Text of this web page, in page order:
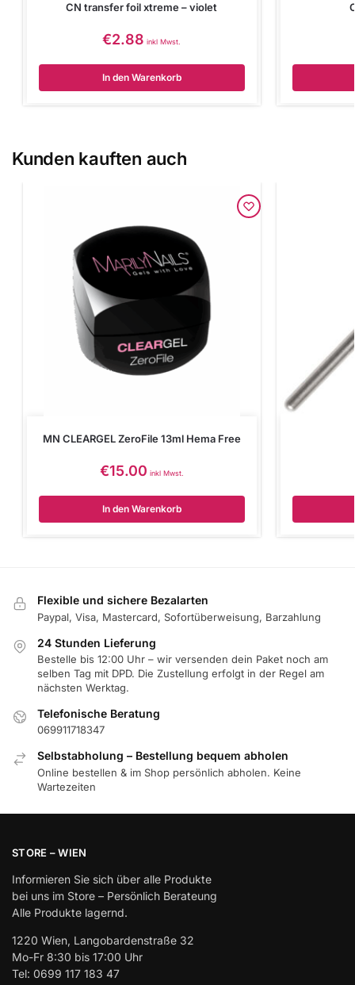
CN transfer foil xtreme – violet
€2.88 inkl Mwst.
In den Warenkorb
Kunden kauften auch
MN CLEARGEL ZeroFile 13ml Hema Free
€15.00 inkl Mwst.
In den Warenkorb
Flexible und sichere Bezalarten
Paypal, Visa, Mastercard, Sofortüberweisung, Barzahlung
24 Stunden Lieferung
Bestelle bis 12:00 Uhr – wir versenden dein Paket noch am
selben Tag mit DPD. Die Zustellung erfolgt in der Regel am
nächsten Werktag.
Telefonische Beratung
069911718347
Selbstabholung – Bestellung bequem abholen
Online bestellen & im Shop persönlich abholen. Keine
Wartezeiten
STORE – WIEN
Informieren Sie sich über alle Produkte
bei uns im Store – Persönlich Berateung
Alle Produkte lagernd.
1220 Wien, Langobardenstraße 32
Mo-Fr 8:30 bis 17:00 Uhr
Tel: 0699 117 183 47